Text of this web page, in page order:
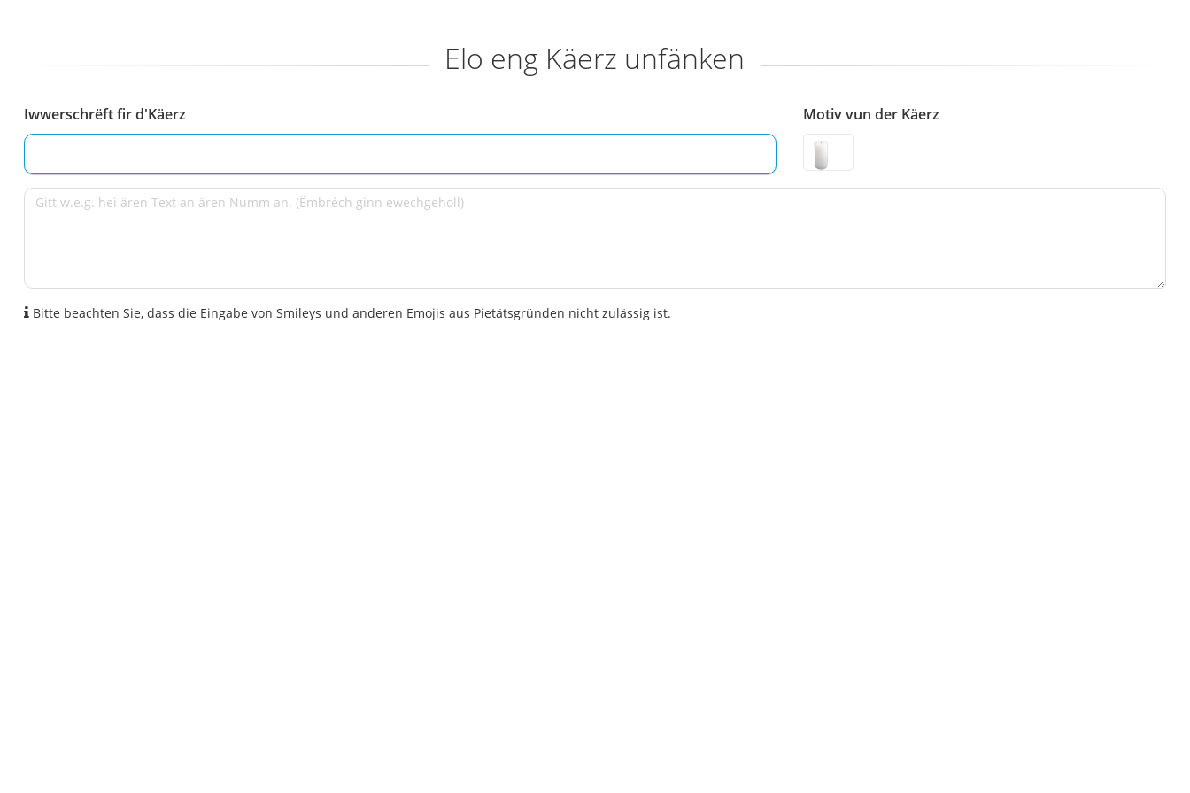
Elo eng Käerz unfänken
Iwwerschrëft fir d'Käerz Motiv vun der Käerz
Bitte beachten Sie, dass die Eingabe von Smileys und anderen Emojis aus Pietätsgründen nicht zulässig ist.